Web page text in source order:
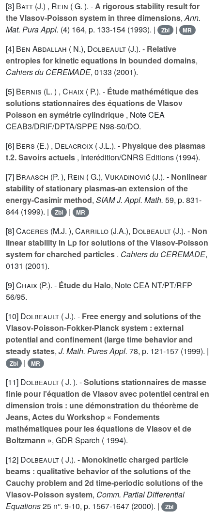
[3] Batt (J.) , Rein ( G. ). -A rigorous stability result for
the Vlasov-Poisson system in three dimensions,Ann.
Mat. Pura Appl. (4) 164, p. 133-154 (1993). | Zbl | MR
[4] Ben Abdallah ( N.), Dolbeault (J.). - Relative
entropies for kinetic equations in bounded domains,
Cahiers du CEREMADE, 0133 (2001).
[5] Bernis (L. ) , Chaix ( P.). - Étude mathémétique des
solutions stationnaires des équations de Vlasov
Poisson en symétrie cylindrique , Note CEA
CEAB3/DRIF/DPTA/SPPE N98-50/DO.
[6] Bers (E.) , Delacroix ( J.L.). - Physique des plasmas
t.2. Savoirs actuels , Interédition/CNRS Editions (1994).
[7] Braasch (P. ), Rein ( G.), Vukadinović (J.). - Nonlinear
stability of stationary plasmas-an extension of the
energy-Casimir method, SIAM J. Appl. Math. 59, p. 831-
844 (1999). |
Zbl | MR
[8]Caceres (M.J. ), Carrillo (J.A.), Dolbeault (J.). - Non
linear stability in Lp for solutions of the Vlasov-Poisson
system for charched particles . Cahiers du CEREMADE,
0131 (2001).
[9]Chaix (P.). - Étude du Halo, Note CEA NT/PT/RFP
56/95.
[10] Dolbeault ( J.). - Free energy and solutions of the
Vlasov-Poisson-Fokker-Planck system : external
potential and confinement (large time behavior and
steady states, J. Math. Pures Appl. 78, p. 121-157 (1999). |
Zbl | MR
[11] Dolbeault ( J. ). -Solutions stationnaires de masse
finie pour l'équation de Vlasov avec potentiel central en
dimension trois : une démonstration du théorème de
Jeans, Actes du Workshop « Fondements
mathématiques pour les équations de Vlasov et de
Boltzmann », GDR Sparch ( 1994).
[12] Dolbeault ( J.). - Monokinetic charged particle
beams : qualitative behavior of the solutions of the
Cauchy problem and 2d time-periodic solutions of the
Vlasov-Poisson system, Comm. Partial Differential
Equations25 n°. 9-10, p. 1567-1647 (2000). | Zbl